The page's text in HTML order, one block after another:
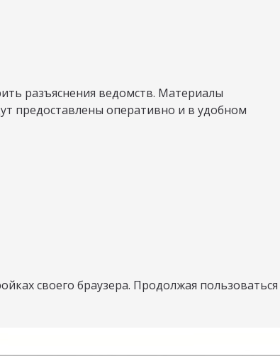
разъяснения ведомств. Материалы
предоставлены оперативно и в удобном
своего браузера. Продолжая пользоваться